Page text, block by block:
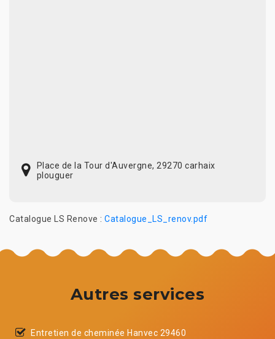
Place de la Tour d'Auvergne, 29270 carhaix
plouguer
Catalogue LS Renove : Catalogue_LS_renov.pdf
Autres services
Entretien de cheminée Hanvec 29460